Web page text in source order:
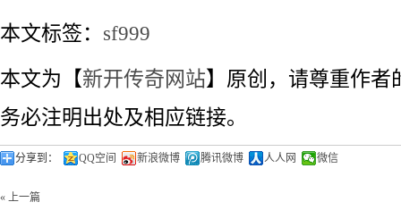
本文标签： sf999
本文为【新开传奇网站】原创，请尊重作者
务必注明出处及相应链接。
分享到： QQ空间 新浪微博 腾讯微博 人人网 微信
« 上一篇